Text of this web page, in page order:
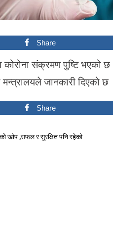
Share
कोरोना संक्रमण पुष्टि भएको
जानकारी दिएको छ
Share
खोप ,सफल र सुरक्षित पनि रहेको